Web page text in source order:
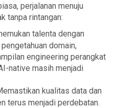
perjalanan menuju
tanpa rintangan:
talenta dengan
domain,
engineering perangkat
native masih menjadi
kualitas data dan
terus menjadi perdebatan.